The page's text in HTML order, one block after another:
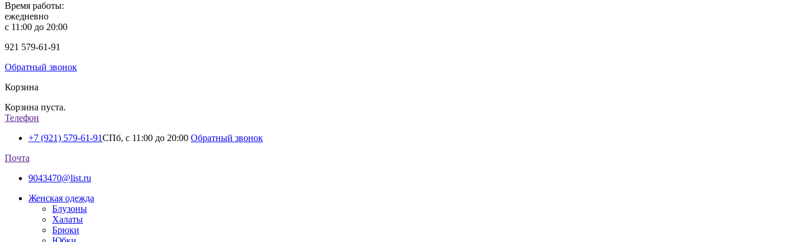
Время работы:
ежедневно
с 11:00 до 20:00
921 579-61-91
Обратный звонок
Корзина
Корзина пуста.
Телефон
+7 (921) 579-61-91СПб, с 11:00 до 20:00 Обратный звонок
Почта
9043470@list.ru
Женская одежда
Блузоны
Халаты
Брюки